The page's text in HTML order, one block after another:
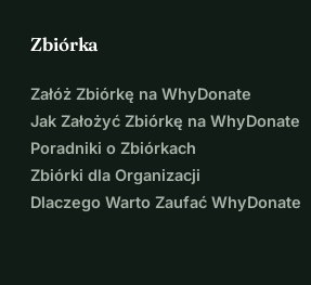
Zbiórka
Załóż Zbiórkę na WhyDonate
Jak Założyć Zbiórkę na WhyDonate
Poradniki o Zbiórkach
Zbiórki dla Organizacji
Dlaczego Warto Zaufać WhyDonate